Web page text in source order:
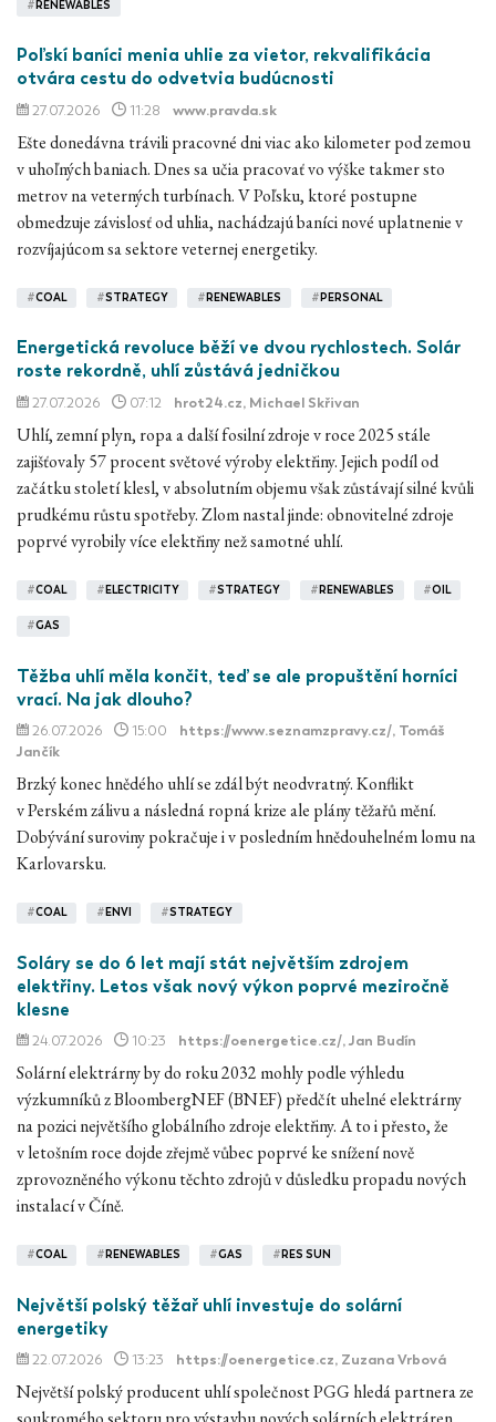
# RENEWABLES
Poľskí baníci menia uhlie za vietor, rekvalifikácia
otvára cestu do odvetvia budúcnosti
27.07.2026 11:28 www.pravda.sk
Ešte donedávna trávili pracovné dni viac ako kilometer pod zemou
v uhoľných baniach. Dnes sa učia pracovať vo výške takmer sto
metrov na veterných turbínach. V Poľsku, ktoré postupne
obmedzuje závislosť od uhlia, nachádzajú baníci nové uplatnenie v
rozvíjajúcom sa sektore veternej energetiky.
#COAL #STRATEGY # RENEWABLES # PERSONAL
Energetická revoluce běží ve dvou rychlostech. Solár
roste rekordně, uhlí zůstává jedničkou
27.07.2026 07:12 hrot24.cz, Michael Skřivan
Uhlí, zemní plyn, ropa a další fosilní zdroje v roce 2025 stále
zajišťovaly 57 procent světové výroby elektřiny. Jejich podíl od
začátku století klesl, v absolutním objemu však zůstávají silné kvůli
prudkému růstu spotřeby. Zlom nastal jinde: obnovitelné zdroje
poprvé vyrobily více elektřiny než samotné uhlí.
#COAL # ELECTRICITY #STRATEGY # RENEWABLES #OIL
#GAS
Těžba uhlí měla končit, teď se ale propuštění horníci
vrací. Na jak dlouho?
26.07.2026 15:00 https://www.seznamzpravy.cz/, Tomáš
Jančík
Brzký konec hnědého uhlí se zdál být neodvratný. Konflikt
v Perském zálivu a následná ropná krize ale plány těžařů mění.
Dobývání suroviny pokračuje i v posledním hnědouhelném lomu na
Karlovarsku.
#COAL # ENVI #STRATEGY
Soláry se do 6 let mají stát největším zdrojem
elektřiny. Letos však nový výkon poprvé meziročně
klesne
24.07.2026 10:23 https://oenergetice.cz/, Jan Budín
Solární elektrárny by do roku 2032 mohly podle výhledu
výzkumníků z BloombergNEF (BNEF) předčít uhelné elektrárny
na pozici největšího globálního zdroje elektřiny. A to i přesto, že
v letošním roce dojde zřejmě vůbec poprvé ke snížení nově
zprovozněného výkonu těchto zdrojů v důsledku propadu nových
instalací v Číně.
#COAL # RENEWABLES #GAS # RES SUN
Největší polský těžař uhlí investuje do solární
energetiky
22.07.2026 13:23 https://oenergetice.cz, Zuzana Vrbová
Největší polský producent uhlí společnost PGG hledá partnera ze